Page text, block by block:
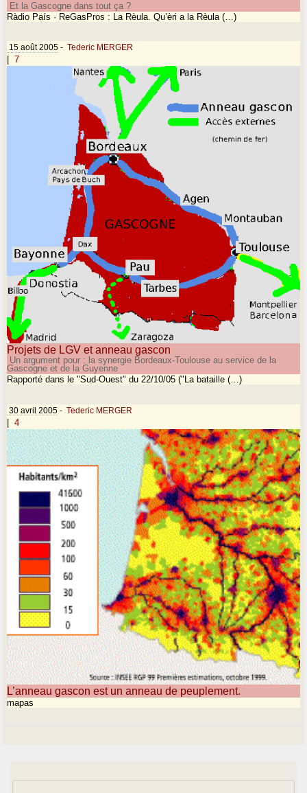
Et la Gascogne dans tout ça ?
Ràdio País · ReGasPros : La Rèula. Qu’èri a la Rèula (…)
15 août 2005 - Tederic MERGER
7
Projets de LGV et anneau gascon
Un argument pour : la synergie Bordeaux-Toulouse au service de la
Gascogne et de la Guyenne
Rapporté dans le "Sud-Ouest" du 22/10/05 ("La bataille (…)
30 avril 2005 - Tederic MERGER
| 4
L’anneau gascon est un anneau de peuplement.
mapas